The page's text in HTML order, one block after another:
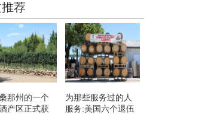
荐
那州的一个
产区正式获
为那些服务过的人
服务:美国六个退伍